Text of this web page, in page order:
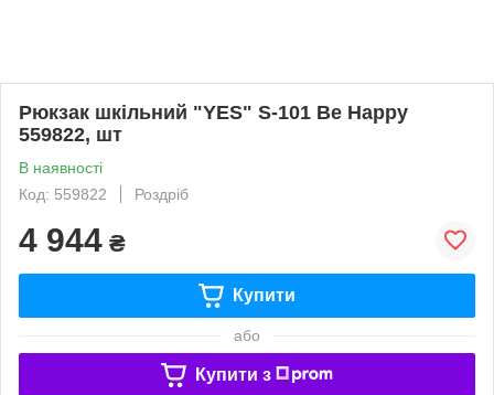
Рюкзак шкільний "YES" S-101 Be Happy
559822, шт
В наявності
Код: 559822
Роздріб
4 944 ₴
Купити
або
Купити з